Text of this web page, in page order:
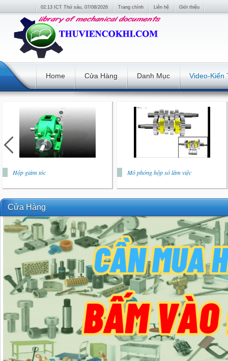
02:13 ICT Thứ sáu, 07/08/2026 Trang chính Liên hệ Giới thiệu
Home Cửa Hàng Danh Mục Video-Kiến
Hộp giảm tốc Mô phỏng hộp số làm việc
Cửa Hàng